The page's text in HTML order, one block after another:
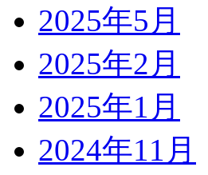
2025年5月
2025年2月
2025年1月
2024年11月